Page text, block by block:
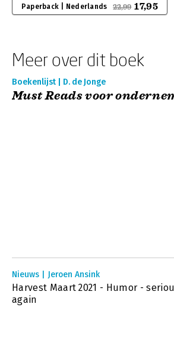
Paperback | Nederlands 22,99 17,95
Meer over dit boek
Boekenlijst | D. de Jonge
Must Reads voor
Nieuws | Jeroen Ansink
Harvest Maart 2021 - Humor -
again